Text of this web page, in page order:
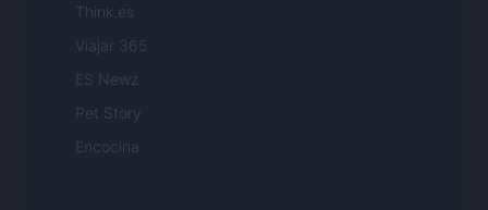
Think.es
Viajar 365
ES Newz
Pet Story
Encocina